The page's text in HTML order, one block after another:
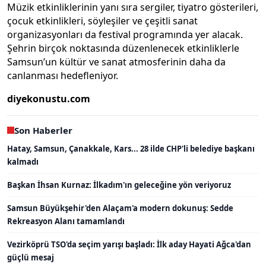
Müzik etkinliklerinin yanı sıra sergiler, tiyatro gösterileri,
çocuk etkinlikleri, söyleşiler ve çeşitli sanat
organizasyonları da festival programında yer alacak.
Şehrin birçok noktasında düzenlenecek etkinliklerle
Samsun’un kültür ve sanat atmosferinin daha da
canlanması hedefleniyor.
diyekonustu.com
Son Haberler
Hatay, Samsun, Çanakkale, Kars... 28 ilde CHP'li belediye başkanı
kalmadı
Başkan İhsan Kurnaz: İlkadım'ın geleceğine yön veriyoruz
Samsun Büyükşehir'den Alaçam'a modern dokunuş: Sedde
Rekreasyon Alanı tamamlandı
Vezirköprü TSO'da seçim yarışı başladı: İlk aday Hayati Ağca'dan
güçlü mesaj